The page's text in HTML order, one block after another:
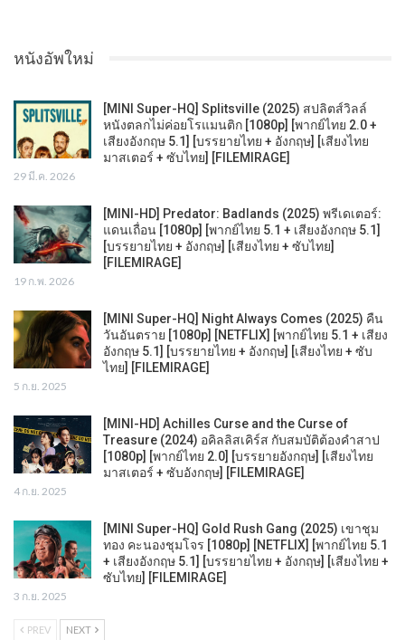
หนังอัพใหม่
[MINI Super-HQ] Splitsville (2025) สปลิตส์วิลล์
หนังตลกไม่ค่อยโรแมนติก [1080p] [พากย์ไทย 2.0 +
เสียงอังกฤษ 5.1] [บรรยายไทย + อังกฤษ] [เสียงไทย
มาสเตอร์ + ซับไทย] [FILEMIRAGE]
29 มี.ค. 2026
[MINI-HD] Predator: Badlands (2025) พรีเดเตอร์:
แดนเถื่อน [1080p] [พากย์ไทย 5.1 + เสียงอังกฤษ 5.1]
[บรรยายไทย + อังกฤษ] [เสียงไทย + ซับไทย]
[FILEMIRAGE]
19 ก.พ. 2026
[MINI Super-HQ] Night Always Comes (2025) คืน
วันอันตราย [1080p] [NETFLIX] [พากย์ไทย 5.1 + เสียง
อังกฤษ 5.1] [บรรยายไทย + อังกฤษ] [เสียงไทย + ซับ
ไทย] [FILEMIRAGE]
5 ก.ย. 2025
[MINI-HD] Achilles Curse and the Curse of
Treasure (2024) อคิลลิสเคิร์ส กับสมบัติต้องคำสาป
[1080p] [พากย์ไทย 2.0] [บรรยายอังกฤษ] [เสียงไทย
มาสเตอร์ + ซับอังกฤษ] [FILEMIRAGE]
4 ก.ย. 2025
[MINI Super-HQ] Gold Rush Gang (2025) เขาชุม
ทอง คะนองชุมโจร [1080p] [NETFLIX] [พากย์ไทย 5.1
+ เสียงอังกฤษ 5.1] [บรรยายไทย + อังกฤษ] [เสียงไทย +
ซับไทย] [FILEMIRAGE]
3 ก.ย. 2025
PREV NEXT